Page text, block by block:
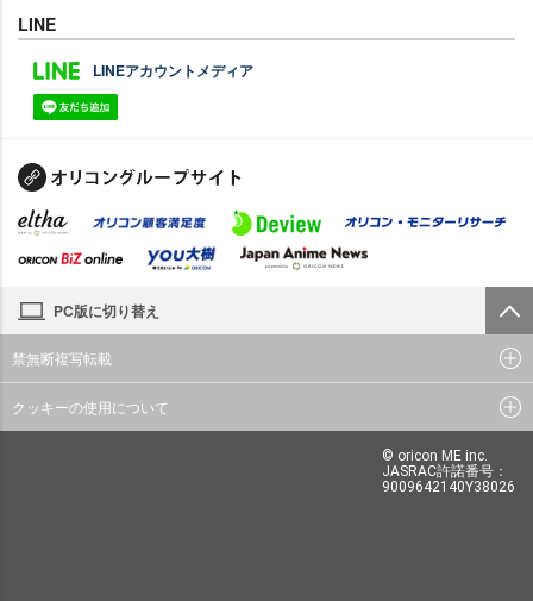
LINE
LINEアカウントメディア
PC版に切り替え
禁無断複写転載
クッキーの使用について
© oricon ME inc.
JASRAC許諾番号：
9009642140Y38026